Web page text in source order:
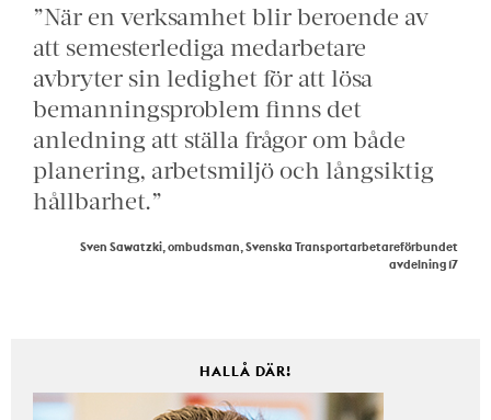
”När en verksamhet blir beroende av
att semesterlediga medarbetare
avbryter sin ledighet för att lösa
bemanningsproblem finns det
anledning att ställa frågor om både
planering, arbetsmiljö och långsiktig
hållbarhet.”
Sven Sawatzki, ombudsman, Svenska Transportarbetareförbundet
avdelning 17
HALLÅ DÄR!